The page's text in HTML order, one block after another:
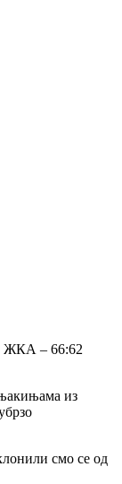
ЖКА – 66:62
из
смо се од